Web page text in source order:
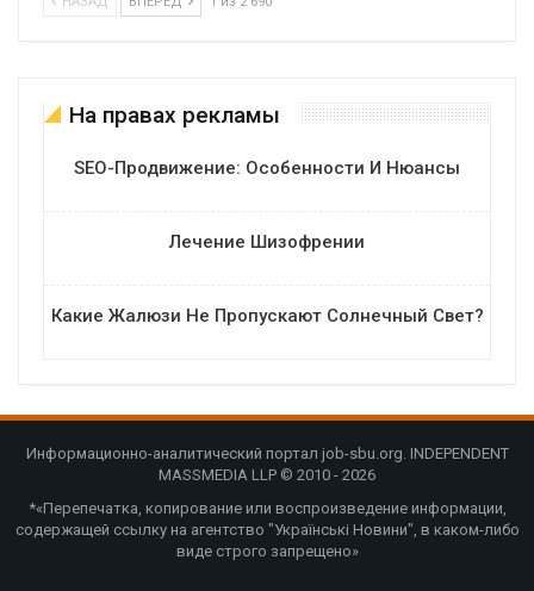
На правах рекламы
SEO-Продвижение: Особенности И Нюансы
Лечение Шизофрении
Какие Жалюзи Не Пропускают Солнечный Свет?
Информационно-аналитический портал job-sbu.org. INDEPENDENT
MASSMEDIA LLP © 2010 - 2026
*«Перепечатка, копирование или воспроизведение информации,
содержащей ссылку на агентство "Українські Новини", в каком-либо
виде строго запрещено»